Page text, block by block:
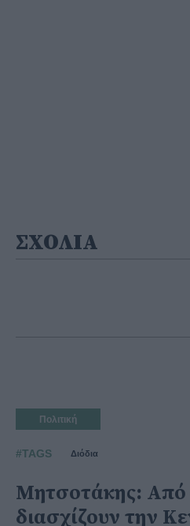
ΣΧΟΛΙΑ
Πολιτική
#TAGS Διόδια
Μητσοτάκης: Από
διασχίζουν την